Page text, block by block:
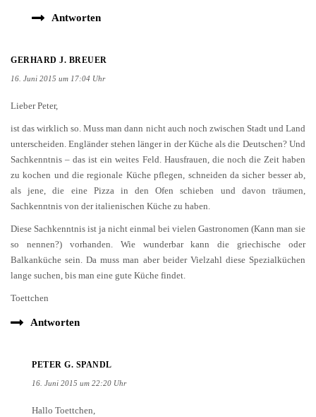
Antworten
GERHARD J. BREUER
16. Juni 2015 um 17:04 Uhr
Lieber Peter,
ist das wirklich so. Muss man dann nicht auch noch zwischen Stadt und Land
unterscheiden. Engländer stehen länger in der Küche als die Deutschen? Und
Sachkenntnis – das ist ein weites Feld. Hausfrauen, die noch die Zeit haben
zu kochen und die regionale Küche pflegen, schneiden da sicher besser ab,
als jene, die eine Pizza in den Ofen schieben und davon träumen,
Sachkenntnis von der italienischen Küche zu haben.
Diese Sachkenntnis ist ja nicht einmal bei vielen Gastronomen (Kann man sie
so nennen?) vorhanden. Wie wunderbar kann die griechische oder
Balkanküche sein. Da muss man aber beider Vielzahl diese Spezialküchen
lange suchen, bis man eine gute Küche findet.
Toettchen
Antworten
PETER G. SPANDL
16. Juni 2015 um 22:20 Uhr
Hallo Toettchen,